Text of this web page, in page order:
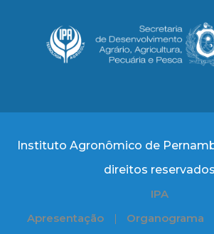
Instituto Agronômico de
direitos reservados
IPA
Apresentação
Organograma